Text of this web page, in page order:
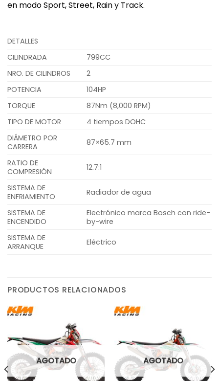
en modo Sport, Street, Rain y Track.
DETALLES
CILINDRADA
799CC
NRO. DE CILINDROS
2
POTENCIA
104HP
TORQUE
87Nm (8,000 RPM)
TIPO DE MOTOR
4 tiempos DOHC
DIÁMETRO POR
CARRERA
87×65.7 mm
RATIO DE
COMPRESIÓN
12.7:1
SISTEMA DE
ENFRIAMIENTO
Radiador de agua
SISTEMA DE
ENCENDIDO
Electrónico marca Bosch con ride-
by-wire
SISTEMA DE
ARRANQUE
Eléctrico
PRODUCTOS RELACIONADOS
AGOTADO AGOTADO